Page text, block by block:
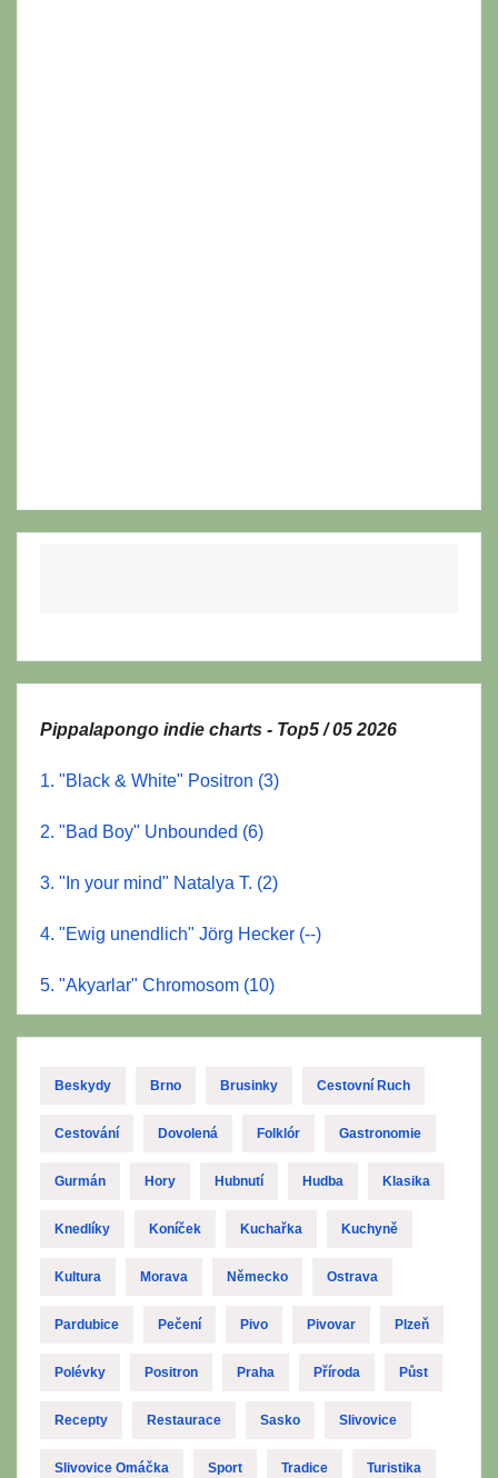
Pippalapongo indie charts - Top5 / 05 2026
1. "Black & White" Positron (3)
2. "Bad Boy" Unbounded (6)
3. "In your mind" Natalya T. (2)
4. "Ewig unendlich" Jörg Hecker (--)
5. "Akyarlar" Chromosom (10)
Beskydy Brno Brusinky Cestovní Ruch
Cestování Dovolená Folklór Gastronomie
Gurmán Hory Hubnutí Hudba Klasika
Knedlíky Koníček Kuchařka Kuchyně
Kultura Morava Německo Ostrava
Pardubice Pečení Pivo Pivovar Plzeň
Polévky Positron Praha Příroda Půst
Recepty Restaurace Sasko Slivovice
Slivovice Omáčka Sport Tradice Turistika